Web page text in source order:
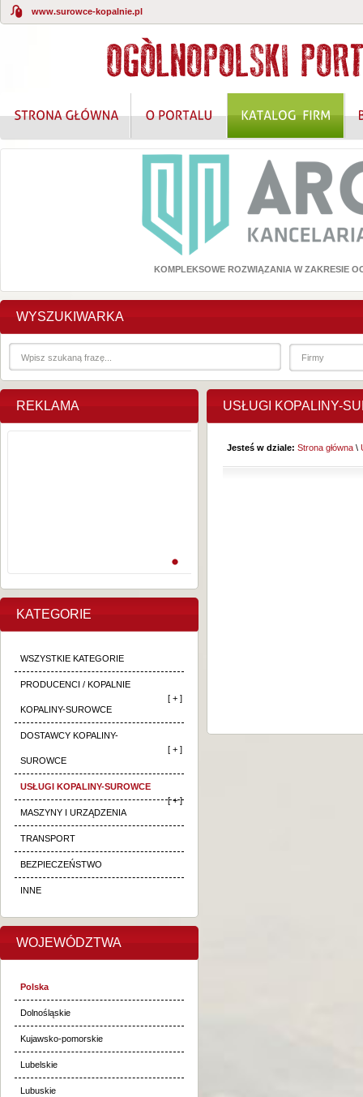
www.surowce-kopalnie.pl
KOMPLEKSOWE ROZWIĄZANIA W ZAKRESIE
WYSZUKIWARKA
REKLAMA
KATEGORIE
WSZYSTKIE KATEGORIE
PRODUCENCI / KOPALNIE
KOPALINY-SUROWCE
[ + ]
DOSTAWCY KOPALINY-
SUROWCE
[ + ]
USŁUGI KOPALINY-SUROWCE
[ + ]
MASZYNY I URZĄDZENIA
TRANSPORT
BEZPIECZEŃSTWO
INNE
WOJEWÓDZTWA
Polska
Dolnośląskie
Kujawsko-pomorskie
Lubelskie
Lubuskie
USŁUGI KOPALINY-
Jesteś w dziale: Strona główna \